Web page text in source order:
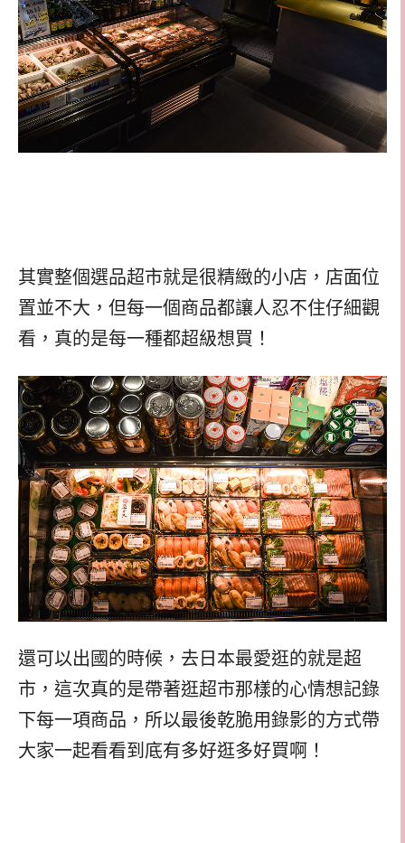
其實整個選品超市就是很精緻的小店，店面位
置並不大，但每一個商品都讓人忍不住仔細觀
看，真的是每一種都超級想買！
還可以出國的時候，去日本最愛逛的就是超
市，這次真的是帶著逛超市那樣的心情想記錄
下每一項商品，所以最後乾脆用錄影的方式帶
大家一起看看到底有多好逛多好買啊！